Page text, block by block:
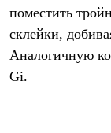
поместить
склейки,
Аналогичную
Gi.